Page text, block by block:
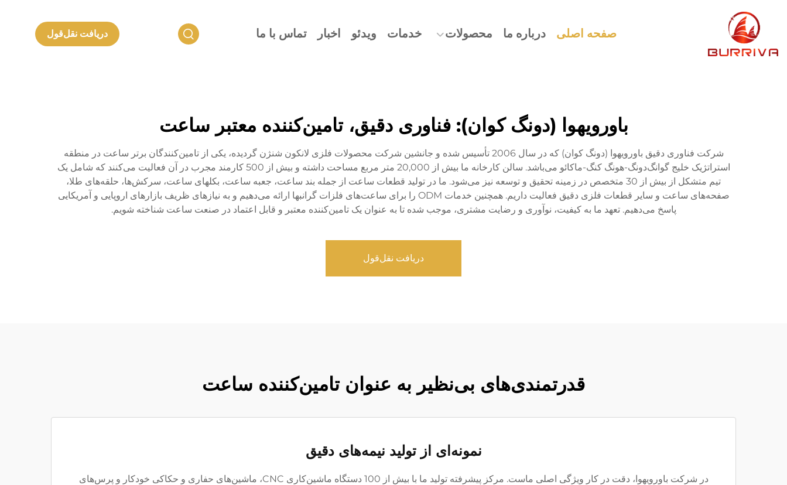
صفحه اصلی درباره ما محصولات خدمات ویدئو اخبار تماس با ما دریافت نقل‌قول
باورویهوا (دونگ کوان): فناوری دقیق، تامین‌کننده معتبر ساعت
شرکت فناوری دقیق باورویهوا (دونگ کوان) که در سال 2006 تأسیس شده و جانشین شرکت محصولات فلزی لانکون شنژن گردیده، یکی از تامین‌کنندگان برتر ساعت در منطقه
استراتژیک خلیج گوانگ‌دونگ-هونگ کنگ-ماکائو می‌باشد. سالن کارخانه ما بیش از 20,000 متر مربع مساحت داشته و بیش از 500 کارمند مجرب در آن فعالیت می‌کنند که شامل یک
تیم متشکل از بیش از 30 متخصص در زمینه تحقیق و توسعه نیز می‌شود. ما در تولید قطعات ساعت از جمله بند ساعت، جعبه ساعت، بکلهای ساعت، سرکش‌ها، حلقه‌های طلا،
صفحه‌های ساعت و سایر قطعات فلزی دقیق فعالیت داریم. همچنین خدمات ODM را برای ساعت‌های فلزات گرانبها ارائه می‌دهیم و به نیازهای ظریف بازارهای اروپایی و آمریکایی
پاسخ می‌دهیم. تعهد ما به کیفیت، نوآوری و رضایت مشتری، موجب شده تا به عنوان یک تامین‌کننده معتبر و قابل اعتماد در صنعت ساعت شناخته شویم.
دریافت نقل‌قول
قدرتمندی‌های بی‌نظیر به عنوان تامین‌کننده ساعت
نمونه‌ای از تولید نیمه‌های دقیق
در شرکت باورویهوا، دقت در کار ویژگی اصلی ماست. مرکز پیشرفته تولید ما با بیش از 100 دستگاه ماشین‌کاری CNC، ماشین‌های حفاری و حکاکی خودکار و پرس‌های